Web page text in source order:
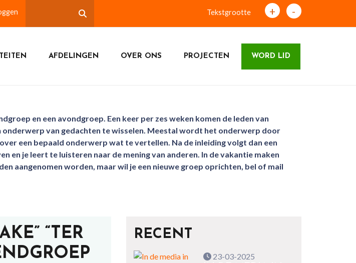
Tekstgrootte + -
AFDELINGEN OVER ONS PROJECTEN WORD LID
en een avondgroep. Een keer per zes weken komen de leden van
van gedachten te wisselen. Meestal wordt het onderwerp door
een bepaald onderwerp wat te vertellen. Na de inleiding volgt dan een
en je leert te luisteren naar de mening van anderen. In de vakantie maken
aangenomen worden, maar wil je een nieuwe groep oprichten, bel of mail
“TER
RECENT
23-03-2025